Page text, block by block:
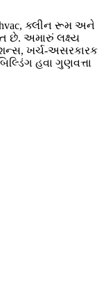
hvac, ક્લીન રૂમ અને
છે. અમારું લક્ષ્ય
ખર્ચ-અસરકારક
હવા ગુણવત્તા